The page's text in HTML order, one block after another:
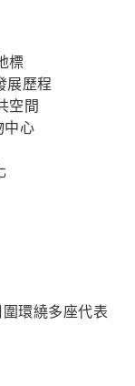
標
展歷程
空間
心
環繞多座代表